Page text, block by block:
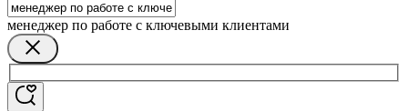
менеджер по работе с ключевыми клиентами